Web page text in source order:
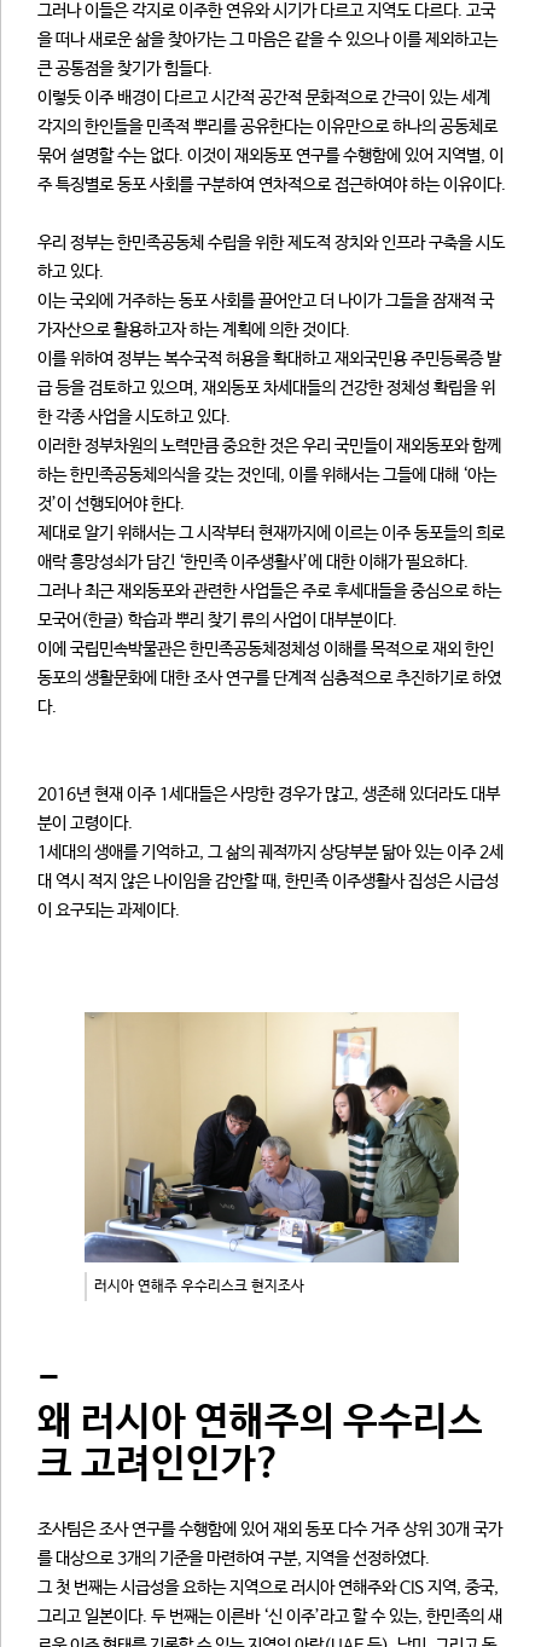
그러나 이들은 각지로 이주한 연유와 시기가 다르고 지역도 다르다. 고국
을 떠나 새로운 삶을 찾아가는 그 마음은 같을 수 있으나 이를 제외하고는
큰 공통점을 찾기가 힘들다.
이렇듯 이주 배경이 다르고 시간적 공간적 문화적으로 간극이 있는 세계
각지의 한인들을 민족적 뿌리를 공유한다는 이유만으로 하나의 공동체로
묶어 설명할 수는 없다. 이것이 재외동포 연구를 수행함에 있어 지역별, 이
주 특징별로 동포 사회를 구분하여 연차적으로 접근하여야 하는 이유이다.
우리 정부는 한민족공동체 수립을 위한 제도적 장치와 인프라 구축을 시도
하고 있다.
이는 국외에 거주하는 동포 사회를 끌어안고 더 나이가 그들을 잠재적 국
가자산으로 활용하고자 하는 계획에 의한 것이다.
이를 위하여 정부는 복수국적 허용을 확대하고 재외국민용 주민등록증 발
급 등을 검토하고 있으며, 재외동포 차세대들의 건강한 정체성 확립을 위
한 각종 사업을 시도하고 있다.
이러한 정부차원의 노력만큼 중요한 것은 우리 국민들이 재외동포와 함께
하는 한민족공동체의식을 갖는 것인데, 이를 위해서는 그들에 대해 ‘아는
것’이 선행되어야 한다.
제대로 알기 위해서는 그 시작부터 현재까지에 이르는 이주 동포들의 희로
애락 흥망성쇠가 담긴 ‘한민족 이주생활사’에 대한 이해가 필요하다.
그러나 최근 재외동포와 관련한 사업들은 주로 후세대들을 중심으로 하는
모국어(한글) 학습과 뿌리 찾기 류의 사업이 대부분이다.
이에 국립민속박물관은 한민족공동체정체성 이해를 목적으로 재외 한인
동포의 생활문화에 대한 조사 연구를 단계적 심층적으로 추진하기로 하였
다.
2016년 현재 이주 1세대들은 사망한 경우가 많고, 생존해 있더라도 대부
분이 고령이다.
1세대의 생애를 기억하고, 그 삶의 궤적까지 상당부분 닮아 있는 이주 2세
대 역시 적지 않은 나이임을 감안할 때, 한민족 이주생활사 집성은 시급성
이 요구되는 과제이다.
러시아 연해주 우수리스크 현지조사
-
왜 러시아 연해주의 우수리스
크 고려인인가?
조사팀은 조사 연구를 수행함에 있어 재외 동포 다수 거주 상위 30개 국가
를 대상으로 3개의 기준을 마련하여 구분, 지역을 선정하였다.
그 첫 번째는 시급성을 요하는 지역으로 러시아 연해주와 CIS 지역, 중국,
그리고 일본이다. 두 번째는 이른바 ‘신 이주’라고 할 수 있는, 한민족의 새